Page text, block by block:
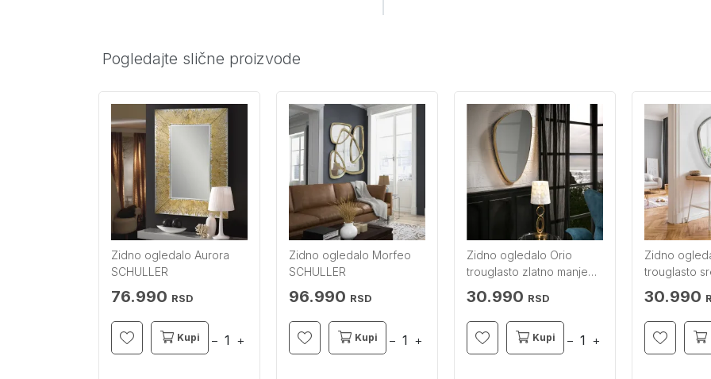
Pogledajte slične proizvode
Zidno ogledalo Aurora
SCHULLER
76.990 RSD
Kupi − +
Zidno ogledalo Morfeo
SCHULLER
96.990 RSD
Kupi − +
Zidno ogledalo Orio
trouglasto zlatno manje
SCHULLER
30.990 RSD
Kupi − +
Zidno
trouglasto
SCHULLER
30.990